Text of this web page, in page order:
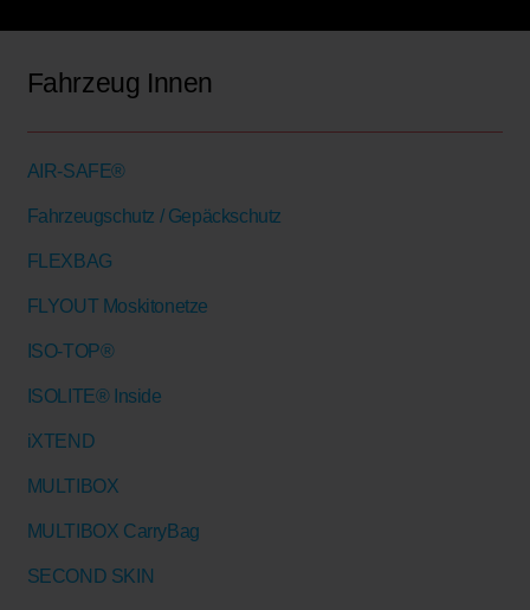
Fahrzeug Innen
AIR-SAFE®
Fahrzeugschutz / Gepäckschutz
FLEXBAG
FLYOUT Moskitonetze
ISO-TOP®
ISOLITE® Inside
iXTEND
MULTIBOX
MULTIBOX CarryBag
SECOND SKIN